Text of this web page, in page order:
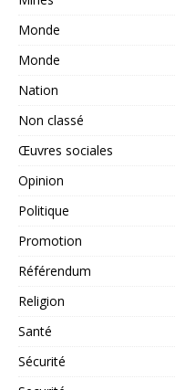
Monde
Monde
Nation
Non classé
Œuvres sociales
Opinion
Politique
Promotion
Référendum
Religion
Santé
Sécurité